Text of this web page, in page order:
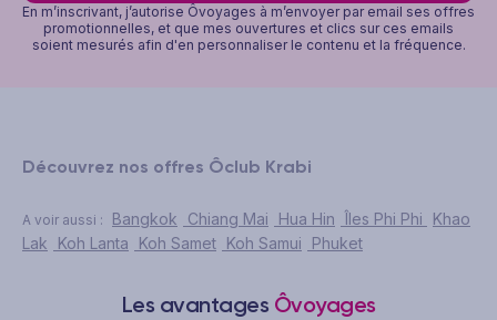
En m’inscrivant, j’autorise Ôvoyages à m’envoyer par email ses offres
promotionnelles, et que mes ouvertures et clics sur ces emails
soient mesurés afin d'en personnaliser le contenu et la fréquence.
Découvrez nos offres Ôclub Krabi
A voir aussi : Bangkok Chiang Mai Hua Hin Îles Phi Phi
Khao
Lak
Koh Lanta Koh Samet Koh Samui Phuket
Les avantages Ôvoyages